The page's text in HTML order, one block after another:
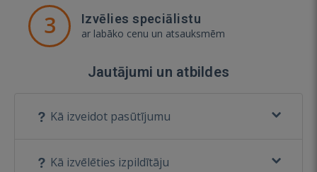
3 Izvēlies speciālistu
ar labāko cenu un atsauksmēm
Jautājumi un atbildes
Kā izveidot pasūtījumu
Kā izvēlēties izpildītāju